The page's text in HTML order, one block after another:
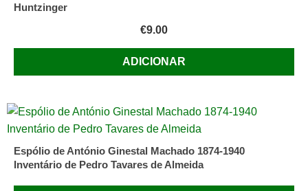
Huntzinger
€9.00
ADICIONAR
Espólio de António Ginestal Machado 1874-1940
Inventário de Pedro Tavares de Almeida